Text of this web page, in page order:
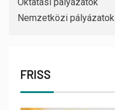
Nemzetközi pályázatok
FRISS